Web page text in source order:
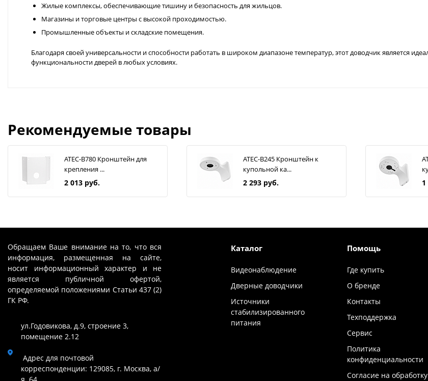
Жилые комплексы, обеспечивающие тишину и безопасность для жильцов.
Магазины и торговые центры с высокой проходимостью.
Промышленные объекты и складские помещения.
Благодаря своей универсальности и способности работать в широком диапазоне температур, этот доводчик является
функциональности дверей в любых условиях.
Рекомендуемые товары
ATEC-B780 Кронштейн для
крепления ...
2 013 руб.
ATEC-B245 Кронштейн к
купольной ка...
2 293 руб.
Обращаем Ваше внимание на то, что вся
информация, размещенная на сайте,
носит информационный характер и не
является публичной офертой,
определяемой положениями Статьи 437 (2)
ГК РФ.
ул.Годовикова, д.9, строение 3,
помещение 2.12
Адрес для почтовой
корреспонденции: 129085, г. Москва, а/
Каталог
Видеонаблюдение
Дверные доводчики
Источники
стабилизированного
питания
Помощь
Где купить
О бренде
Контакты
Техподдержка
Сервис
Политика
конфиденциальности
Согласие на обработку